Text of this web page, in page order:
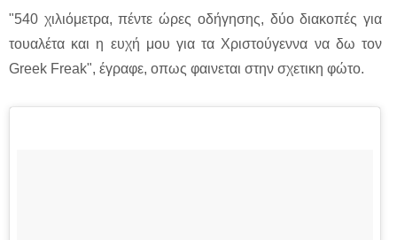
"540 χιλιόμετρα, πέντε ώρες οδήγησης, δύο διακοπές για
τουαλέτα και η ευχή μου για τα Χριστούγεννα να δω τον
Greek Freak", έγραφε, οπως φαινεται στην σχετικη φώτο.